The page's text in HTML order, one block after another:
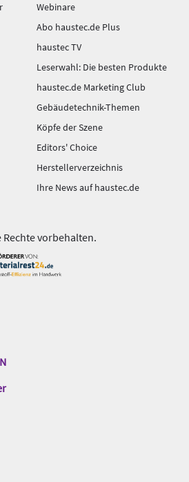
Webinare
Abo haustec.de Plus
haustec TV
Leserwahl: Die besten Produkte
haustec.de Marketing Club
Gebäudetechnik-Themen
Köpfe der Szene
Editors' Choice
Herstellerverzeichnis
Ihre News auf haustec.de
vorbehalten.